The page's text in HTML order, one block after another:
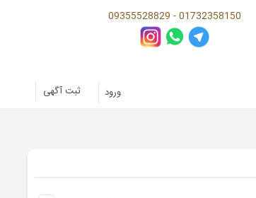
09355528829 - 01732358150
ثبت آگهی ورود